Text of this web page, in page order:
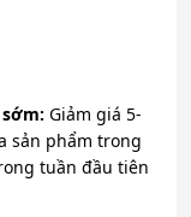
Giảm giá 5-
sản phẩm trong
tuần đầu tiên